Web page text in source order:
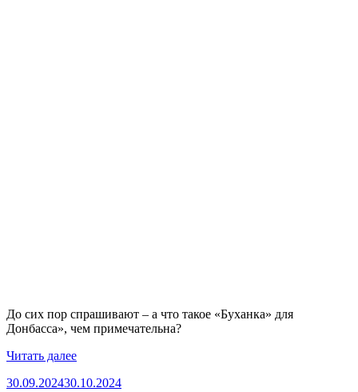
До сих пор спрашивают – а что такое «Буханка» для
Донбасса», чем примечательна?
Читать далее«Наши
врага
Опубликовано
30.09.202430.10.2024